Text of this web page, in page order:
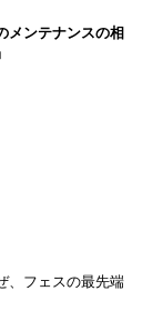
メンテナンスの相
、フェスの最先端